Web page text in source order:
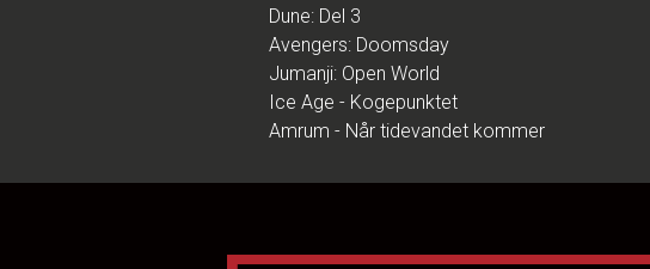
Dune: Del 3
Avengers: Doomsday
Jumanji: Open World
Ice Age - Kogepunktet
Amrum - Når tidevandet kommer